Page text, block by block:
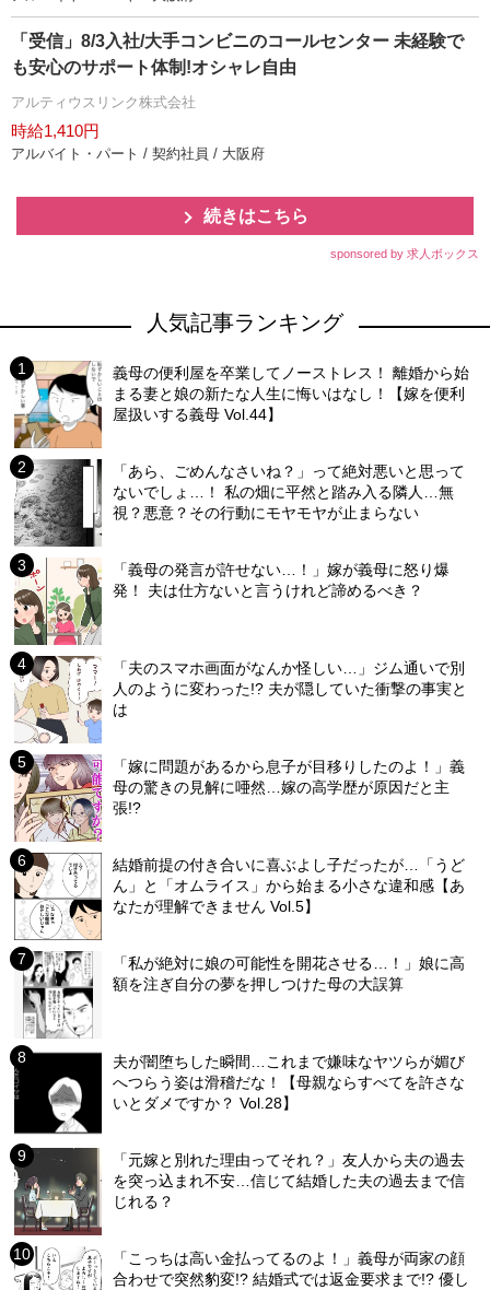
「受信」8/3入社/大手コンビニのコールセンター 未経験で
も安心のサポート体制!オシャレ自由
アルティウスリンク株式会社
時給1,410円
アルバイト・パート / 契約社員 / 大阪府
続きはこちら
sponsored by 求人ボックス
人気記事ランキング
義母の便利屋を卒業してノーストレス！ 離婚から始
まる妻と娘の新たな人生に悔いはなし！【嫁を便利
屋扱いする義母 Vol.44】
「あら、ごめんなさいね？」って絶対悪いと思って
ないでしょ…！ 私の畑に平然と踏み入る隣人…無
視？悪意？その行動にモヤモヤが止まらない
「義母の発言が許せない…！」嫁が義母に怒り爆
発！ 夫は仕方ないと言うけれど諦めるべき？
「夫のスマホ画面がなんか怪しい…」ジム通いで別
人のように変わった!? 夫が隠していた衝撃の事実と
は
「嫁に問題があるから息子が目移りしたのよ！」義
母の驚きの見解に唖然…嫁の高学歴が原因だと主
張!?
結婚前提の付き合いに喜ぶよし子だったが…「うど
ん」と「オムライス」から始まる小さな違和感【あ
なたが理解できません Vol.5】
「私が絶対に娘の可能性を開花させる…！」娘に高
額を注ぎ自分の夢を押しつけた母の大誤算
夫が闇堕ちした瞬間…これまで嫌味なヤツらが媚び
へつらう姿は滑稽だな！【母親ならすべてを許さな
いとダメですか？ Vol.28】
「元嫁と別れた理由ってそれ？」友人から夫の過去
を突っ込まれ不安…信じて結婚した夫の過去まで信
じれる？
「こっちは高い金払ってるのよ！」義母が両家の顔
合わせで突然豹変!? 結婚式では返金要求まで!? 優し